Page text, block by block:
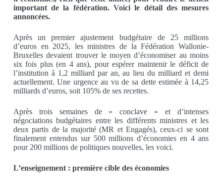
important de la fédération. Voici le détail des mesures
annoncées.
Après un premier ajustement budgétaire de 25 millions
d’euros en 2025, les ministres de la Fédération Wallonie-
Bruxelles devaient trouver le moyen d’économiser au moins
six fois plus (en 4 ans), pour espérer maintenir le déficit de
l’institution à 1,2 milliard par an, au lieu du milliard et demi
actuellement. Une urgence au vu de sa dette estimée à 14,25
milliards d’euros, soit 105% de ses recettes.
Après trois semaines de « conclave » et d’intenses
négociations budgétaires entre les différents ministres et les
deux partis de la majorité (MR et Engagés), ceux-ci se sont
finalement entendus sur 500 millions d’économies en 4 ans
pour 200 millions de politiques nouvelles, les voici.
L’enseignement : première cible des économies